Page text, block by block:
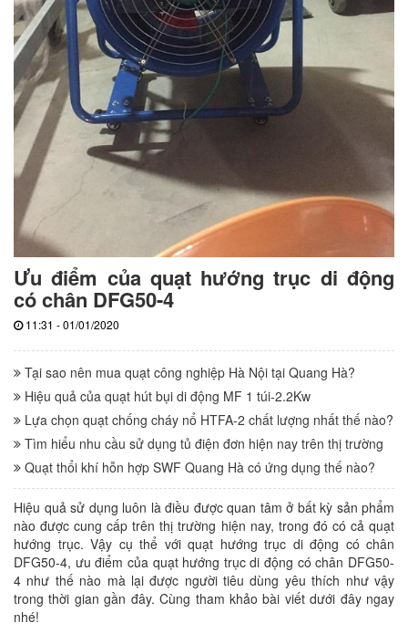
Ưu điểm của quạt hướng trục di động
có chân DFG50-4
11:31 - 01/01/2020
Tại sao nên mua quạt công nghiệp Hà Nội tại Quang Hà?
Hiệu quả của quạt hút bụi di động MF 1 túi-2.2Kw
Lựa chọn quạt chống cháy nổ HTFA-2 chất lượng nhất thế nào?
Tìm hiểu nhu cầu sử dụng tủ điện đơn hiện nay trên thị trường
Quạt thổi khí hỗn hợp SWF Quang Hà có ứng dụng thế nào?
Hiệu quả sử dụng luôn là điều được quan tâm ở bất kỳ sản phẩm
nào được cung cấp trên thị trường hiện nay, trong đó có cả quạt
hướng trục. Vậy cụ thể với quạt hướng trục di động có chân
DFG50-4, ưu điểm của quạt hướng trục di động có chân DFG50-
4 như thế nào mà lại được người tiêu dùng yêu thích như vậy
trong thời gian gần đây. Cùng tham khảo bài viết dưới đây ngay
nhé!